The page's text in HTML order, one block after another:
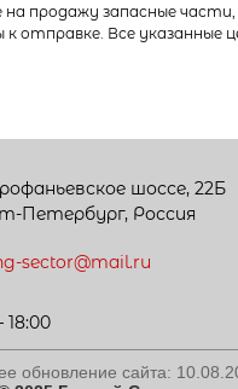
на продажу запасные
к отправке. Все указанные
шоссе, 22Б
Петербург, Россия
sector@mail.ru
18:00
обновление сайта: